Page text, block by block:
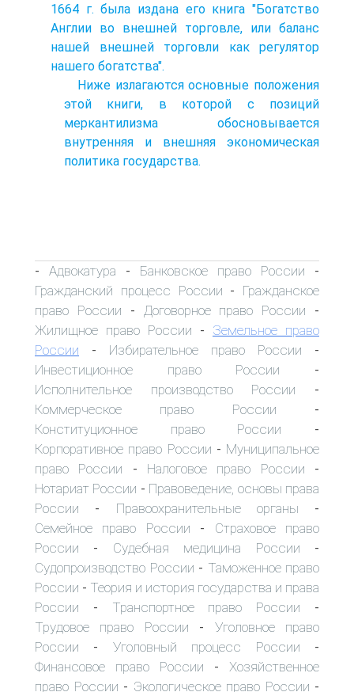
1664 г. была издана его книга "Богатство
Англии во внешней торговле, или баланс
нашей внешней торговли как регулятор
нашего богатства".
Ниже излагаются основные положения
этой книги, в которой с позиций
меркантилизма обосновывается
внутренняя и внешняя экономическая
политика государства.
- Адвокатура - Банковское право России -
Гражданский процесс России - Гражданское
право России - Договорное право России -
Жилищное право России - Земельное право
России - Избирательное право России -
Инвестиционное право России -
Исполнительное производство России -
Коммерческое право России -
Конституционное право России -
Корпоративное право России - Муниципальное
право России - Налоговое право России -
Нотариат России - Правоведение, основы права
России - Правоохранительные органы -
Семейное право России - Страховое право
России - Судебная медицина России -
Судопроизводство России - Таможенное право
России - Теория и история государства и права
России - Транспортное право России -
Трудовое право России - Уголовное право
России - Уголовный процесс России -
Финансовое право России - Хозяйственное
право России - Экологическое право России -